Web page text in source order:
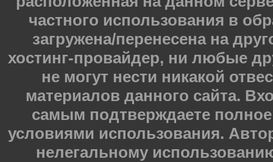
частного использования в
загружена/перенесена на
хостинг-провайдер, ни любые
не могут нести никакой
материалов данного сайта.
самым подтверждаете
условиями использования.
нелегальному